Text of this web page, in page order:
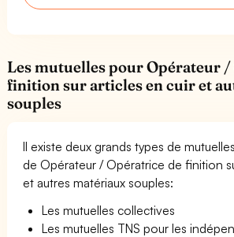
Les mutuelles pour Opérateur
finition sur articles en cuir et
souples
Il existe deux grands types de
de Opérateur / Opératrice de finition
et autres matériaux souples:
Les mutuelles collectives
Les mutuelles TNS pour les